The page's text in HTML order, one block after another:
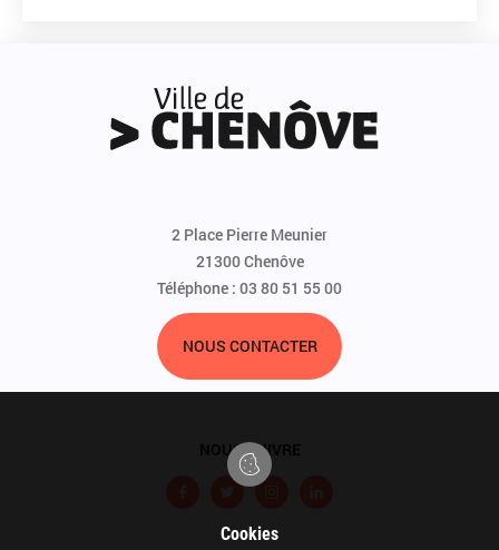
Cookies
2 Place Pierre Meunier
21300 Chenôve
Téléphone : 03 80 51 55 00
NOUS CONTACTER
NOUS SUIVRE
w
n